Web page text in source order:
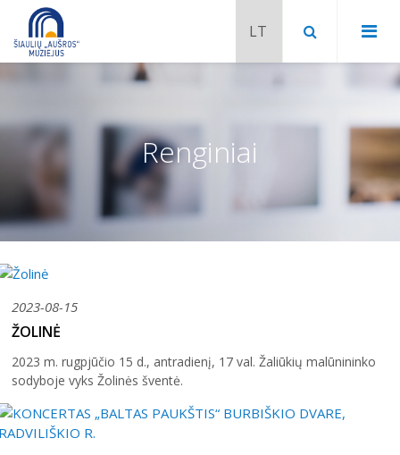
Venclauskių namai-muziejus
Šiaulių istorijos muziejus
Šiaulių istorijos muziejaus ekspozicija
Fotografijos muziejaus ekspozicija
Renginiai
2023-08-15
ŽOLINĖ
2023 m. rugpjūčio 15 d., antradienį, 17 val. Žaliūkių malūnininko
sodyboje vyks Žolinės šventė.